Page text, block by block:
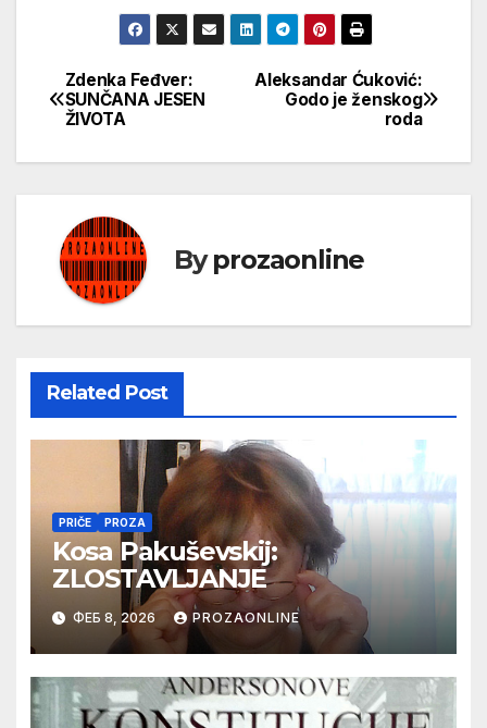
Кретање
чланка
Aleksandar Ćuković:
Godo je ženskog
roda
Zdenka Feđver:
SUNČANA JESEN
ŽIVOTA
Byprozaonline
Related Post
PRIČE PROZA
Kosa Pakuševskij:
ZLOSTAVLJANJE
ФЕБ 8, 2026 PROZAONLINE